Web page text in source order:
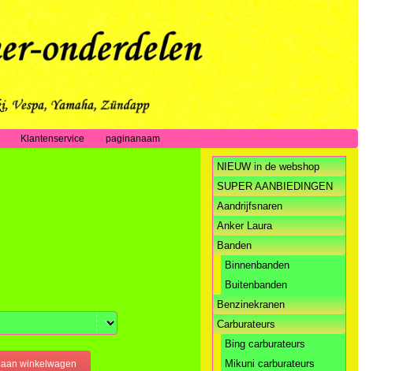
Klantenservice paginanaam
NIEUW in de webshop
SUPER AANBIEDINGEN
Aandrijfsnaren
Anker Laura
Banden
Binnenbanden
Buitenbanden
Benzinekranen
Carburateurs
Bing carburateurs
Mikuni carburateurs